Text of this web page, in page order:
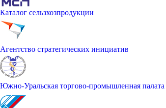
Каталог сельзхозпродукции
Агентство стратегических инициатив
Южно-Уральская торгово-промышленная палата